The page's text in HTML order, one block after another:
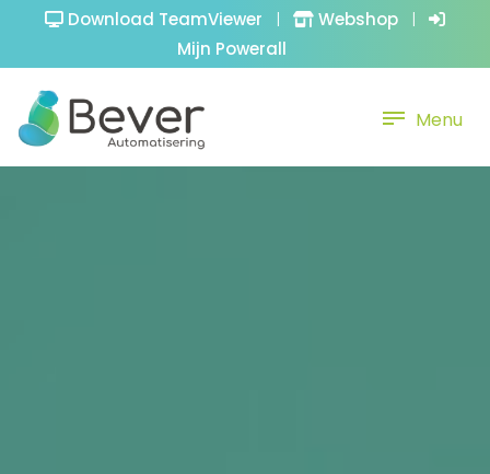
Download TeamViewer | Webshop |
Mijn Powerall
Menu